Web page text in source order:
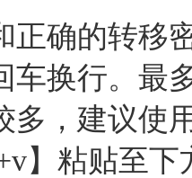
正确的转移
车换行。最
多，建议使
】粘贴至下